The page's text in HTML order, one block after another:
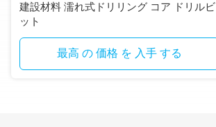
建設材料 濡れ式ドリリング コア ドリルビ
ット
最高 の 価格 を 入手 する